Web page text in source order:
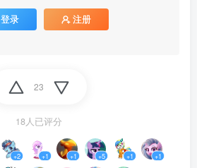
登录 注册
23
18人已评分
+2 +1 +1 +5 +1 +1